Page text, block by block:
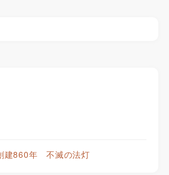
860年 不滅の法灯